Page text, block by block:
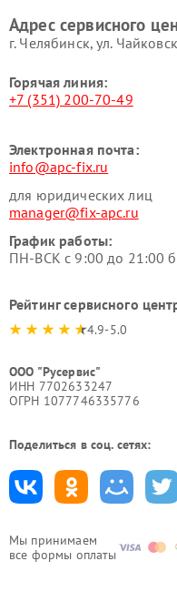
Мы принимаем
все формы оплаты
Адрес сервисного
г. Челябинск, ул.
Горячая линия:
+7 (351) 200-70-49
Электронная почта:
info@apc-fix.ru
для юридических лиц
manager@fix-apc.ru
График работы:
ПН-ВСК с 9:00 до 21:00
Рейтинг сервисного
4.9-5.0
ООО "Русервис"
ИНН 7702633247
ОГРН 1077746335776
Поделиться в соц. сетях: